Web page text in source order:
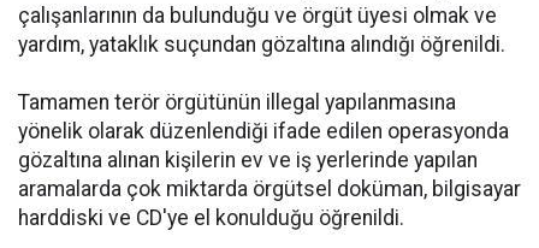
çalışanlarının da bulunduğu ve örgüt üyesi olmak ve
yardım, yataklık suçundan gözaltına alındığı öğrenildi.
Tamamen terör örgütünün illegal yapılanmasına
yönelik olarak düzenlendiği ifade edilen operasyonda
gözaltına alınan kişilerin ev ve iş yerlerinde yapılan
aramalarda çok miktarda örgütsel doküman, bilgisayar
harddiski ve CD'ye el konulduğu öğrenildi.